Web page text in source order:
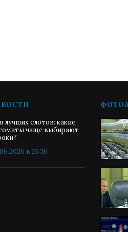
лучших слотов: какие
чаще выбирают
в 16:36